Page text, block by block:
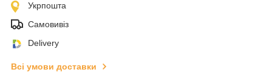
Укрпошта
Самовивіз
Delivery
Всі умови доставки